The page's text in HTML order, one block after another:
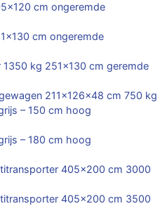
cm ongeremde
cm ongeremde
1350 kg 251×130 cm geremde
211x126x48 cm 750 kg
– 150 cm hoog
– 180 cm hoog
405×200 cm 3000
405×200 cm 3500